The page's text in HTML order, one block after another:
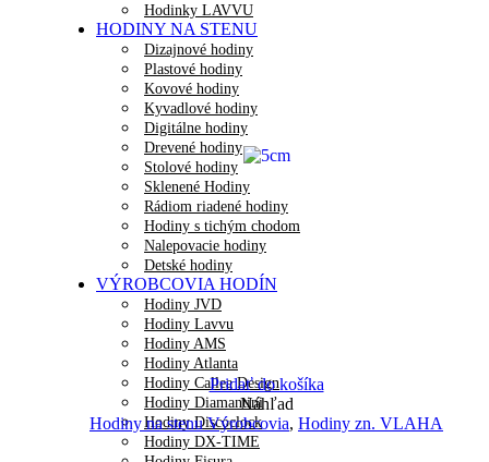
Hodinky LAVVU
HODINY NA STENU
Dizajnové hodiny
Plastové hodiny
Kovové hodiny
Kyvadlové hodiny
Digitálne hodiny
Drevené hodiny
Stolové hodiny
Sklenené Hodiny
Rádiom riadené hodiny
Hodiny s tichým chodom
Nalepovacie hodiny
Detské hodiny
VÝROBCOVIA HODÍN
Hodiny JVD
Hodiny Lavvu
Hodiny AMS
Hodiny Atlanta
Hodiny Callea Design
Hodiny Diamantini
Hodiny Discoclock
Hodiny DX-TIME
Pridať do košíka
Náhľad
Hodiny na stenu Výrobcovia, Hodiny zn. VLAHA